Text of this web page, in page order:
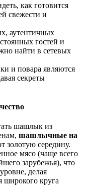
как готовится
свежести и
аутентичных
гостей и
найти в сетевых
и повара являются
секреты
шашлык из
шашлычные на
золотую середину.
мясо (чаще всего
зарубежья), что
делая
широкого круга